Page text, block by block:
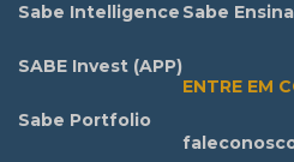
Sabe Intelligence
SABE Invest (APP)
Sabe Portfolio
Sabe Ensina
ENTRE EM